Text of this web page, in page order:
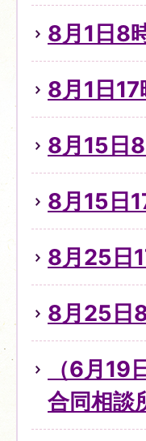
8月1日8
8月1日
8月15日
8月15日
8月25日
8月25日
（6月
合同相談